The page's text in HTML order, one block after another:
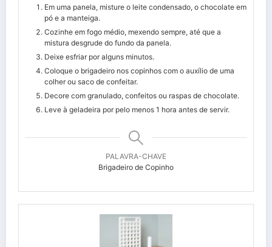
Em uma panela, misture o leite condensado, o chocolate em
pó e a manteiga.
Cozinhe em fogo médio, mexendo sempre, até que a
mistura desgrude do fundo da panela.
Deixe esfriar por alguns minutos.
Coloque o brigadeiro nos copinhos com o auxílio de uma
colher ou saco de confeitar.
Decore com granulado, confeitos ou raspas de chocolate.
Leve à geladeira por pelo menos 1 hora antes de servir.
PALAVRA-CHAVE
Brigadeiro de Copinho